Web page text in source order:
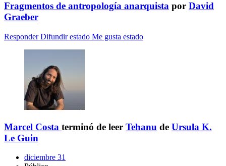
Fragmentos de antropología anarquista por David
Graeber
Responder Difundir estado Me gusta estado
Marcel Costa terminó de leer Tehanu de Ursula K.
Le Guin
diciembre 31